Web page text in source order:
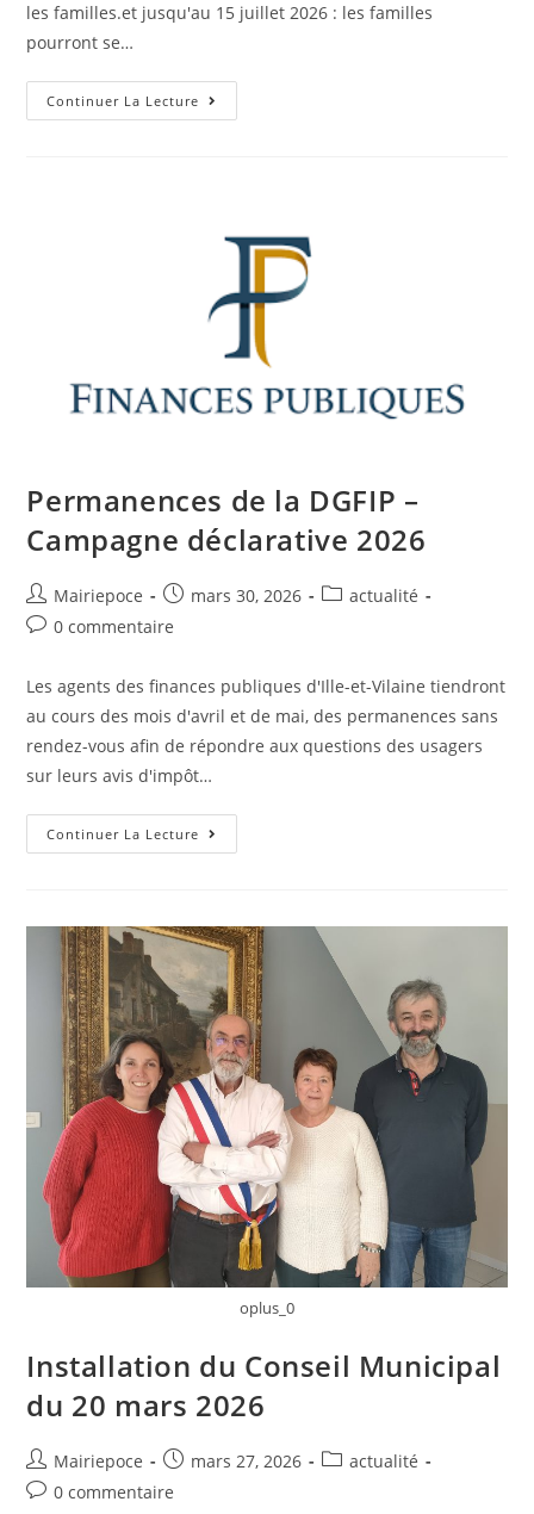
les familles.et jusqu'au 15 juillet 2026 : les familles
pourront se…
Continuer La Lecture
Permanences de la DGFIP –
Campagne déclarative 2026
Mairiepoce mars 30, 2026
actualité
0 commentaire
Les agents des finances publiques d'Ille-et-Vilaine tiendront
au cours des mois d'avril et de mai, des permanences sans
rendez-vous afin de répondre aux questions des usagers
sur leurs avis d'impôt…
Continuer La Lecture
oplus_0
Installation du Conseil Municipal
du 20 mars 2026
Mairiepoce mars 27, 2026
actualité
0 commentaire